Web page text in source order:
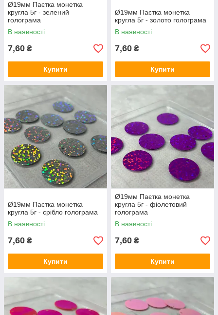
Ø19мм Паєтка монетка
кругла 5г - зелений
голограма
В наявності
7,60 ₴
Купити
Ø19мм Паєтка монетка
кругла 5г - золото голограма
В наявності
7,60 ₴
Купити
Ø19мм Паєтка монетка
кругла 5г - срібло голограма
В наявності
7,60 ₴
Купити
Ø19мм Паєтка монетка
кругла 5г - фіолетовий
голограма
В наявності
7,60 ₴
Купити